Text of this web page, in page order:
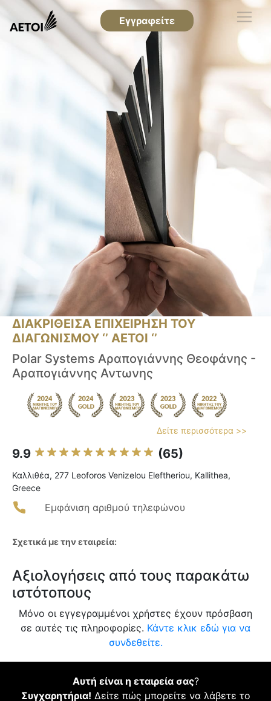
Εγγραφείτε
ΔΙΑΚΡΙΘΕΙΣΑ ΕΠΙΧΕΙΡΗΣΗ ΤΟΥ
ΔΙΑΓΩΝΙΣΜΟΥ ‘’ ΑΕΤΟΙ ‘’
Polar Systems Αραπογιάννης Θεοφάνης -
Αραπογιάννης Αντωνης
Δείτε περισσότερα >>
9.9 (65)
Καλλιθέα, 277 Leoforos Venizelou Eleftheriou, Kallithea,
Greece
Εμφάνιση αριθμού τηλεφώνου
Σχετικά με την εταιρεία:
Αξιολογήσεις από τους παρακάτω
ιστότοπους
Μόνο οι εγγεγραμμένοι χρήστες έχουν πρόσβαση
σε αυτές τις πληροφορίες. Κάντε κλικ εδώ για να
συνδεθείτε.
Αυτή είναι η εταιρεία σας?
Συγχαρητήρια! Δείτε πώς μπορείτε να λάβετε το